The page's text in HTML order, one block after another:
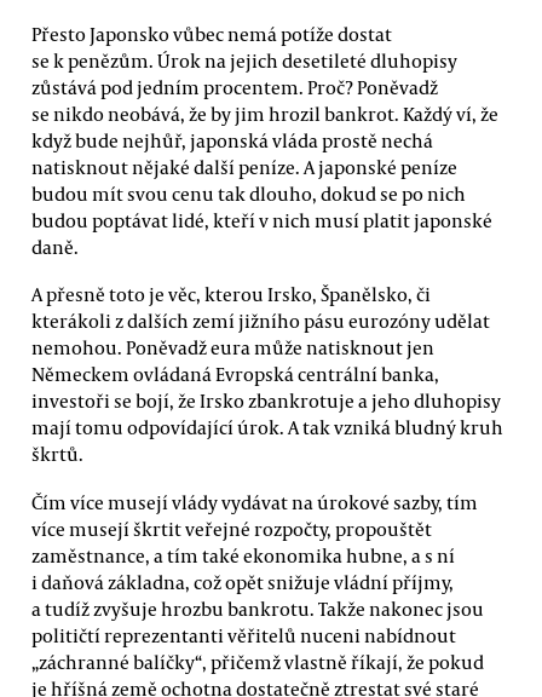
Přesto Japonsko vůbec nemá potíže dostat
se k penězům. Úrok na jejich desetileté dluhopisy
zůstává pod jedním procentem. Proč? Poněvadž
se nikdo neobává, že by jim hrozil bankrot. Každý ví, že
když bude nejhůř, japonská vláda prostě nechá
natisknout nějaké další peníze. A japonské peníze
budou mít svou cenu tak dlouho, dokud se po nich
budou poptávat lidé, kteří v nich musí platit japonské
daně.
A přesně toto je věc, kterou Irsko, Španělsko, či
kterákoli z dalších zemí jižního pásu eurozóny udělat
nemohou. Poněvadž eura může natisknout jen
Německem ovládaná Evropská centrální banka,
investoři se bojí, že Irsko zbankrotuje a jeho dluhopisy
mají tomu odpovídající úrok. A tak vzniká bludný kruh
škrtů.
Čím více musejí vlády vydávat na úrokové sazby, tím
více musejí škrtit veřejné rozpočty, propouštět
zaměstnance, a tím také ekonomika hubne, a s ní
i daňová základna, což opět snižuje vládní příjmy,
a tudíž zvyšuje hrozbu bankrotu. Takže nakonec jsou
političtí reprezentanti věřitelů nuceni nabídnout
„záchranné balíčky“, přičemž vlastně říkají, že pokud
je hříšná země ochotna dostatečně ztrestat své staré